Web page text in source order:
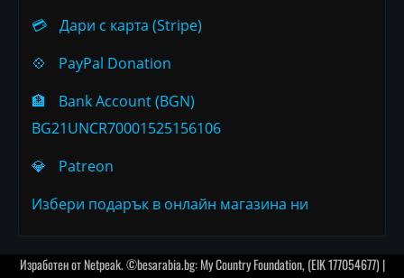
💳
Дари с карта (Stripe)
💠
PayPal Donation
🏦
Bank Account (BGN)
BG21UNCR70001525156106
💎
Patreon
Избери подарък в онлайн магазина ни
Изработен отNetpeak. ©besarabia.bg: My Country Foundation, (EIK 177054677) |